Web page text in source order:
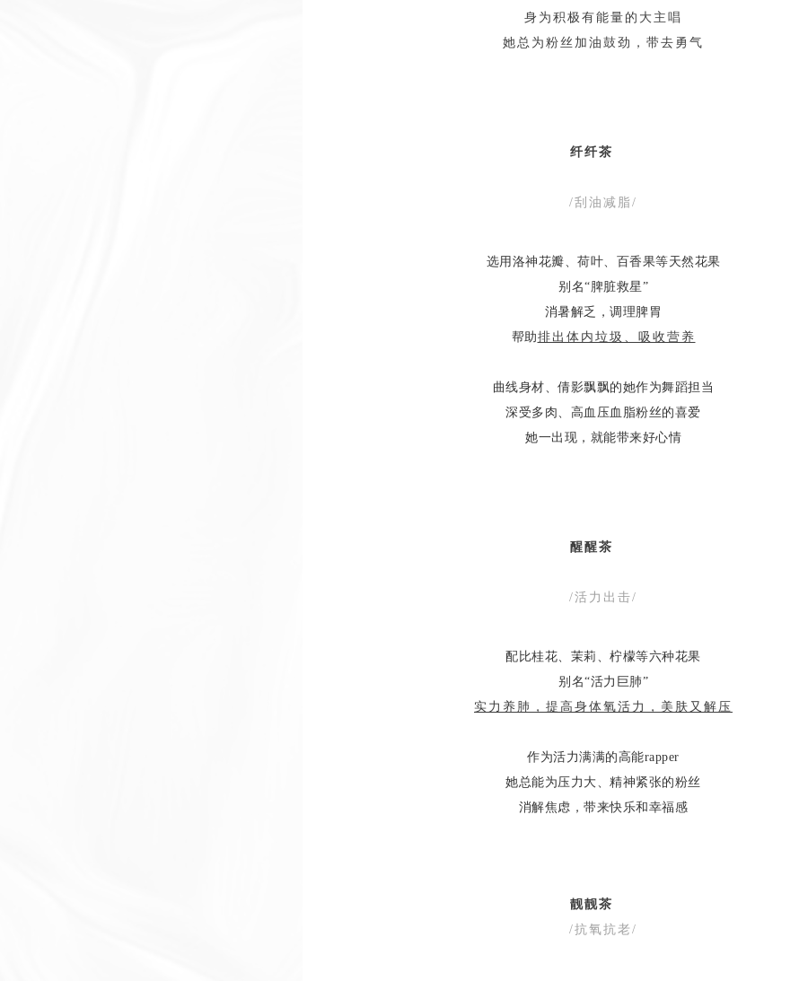
身为积极有能量的大主唱
她总为粉丝加油鼓劲，带去勇气
纤纤茶
/刮油减脂/
选用洛神花瓣、荷叶、百香果等天然花果
别名“脾脏救星”
消暑解乏，调理脾胃
帮助排出体内垃圾、吸收营养
曲线身材、倩影飘飘的她作为舞蹈担当
深受多肉、高血压血脂粉丝的喜爱
她一出现，就能带来好心情
醒醒茶
/活力出击/
配比桂花、茉莉、柠檬等六种花果
别名“活力巨肺”
实力养肺，提高身体氧活力，美肤又解压
作为活力满满的高能rapper
她总能为压力大、精神紧张的粉丝
消解焦虑，带来快乐和幸福感
靓靓茶
/抗氧抗老/